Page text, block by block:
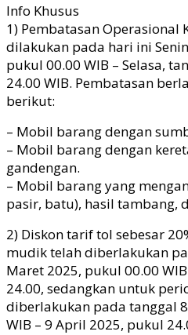
Info Khusus
1) Pembatasan Operasional
dilakukan pada hari ini
pukul 00.00 WIB – Selasa,
24.00 WIB. Pembatasan
berikut:
– Mobil barang dengan
– Mobil barang dengan
gandengan.
– Mobil barang yang
pasir, batu), hasil tambang,
2) Diskon tarif tol sebesar
mudik telah diberlakukan
Maret 2025, pukul 00.00
24.00, sedangkan untuk
diberlakukan pada tanggal
WIB – 9 April 2025, pukul